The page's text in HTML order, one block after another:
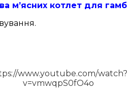
м’ясних котлет для
www.youtube.com/watch?
v=vmwqpS0fO4o